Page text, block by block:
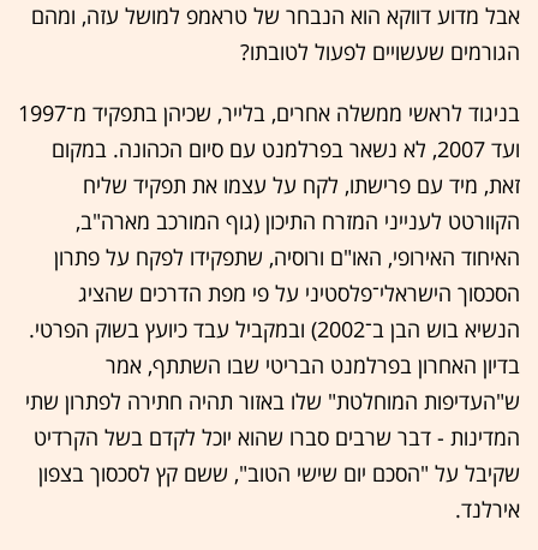
אבל מדוע דווקא הוא הנבחר של טראמפ למושל עזה, ומהם
הגורמים שעשויים לפעול לטובתו?
בניגוד לראשי ממשלה אחרים, בלייר, שכיהן בתפקיד מ־1997
ועד 2007, לא נשאר בפרלמנט עם סיום הכהונה. במקום
זאת, מיד עם פרישתו, לקח על עצמו את תפקיד שליח
הקוורטט לענייני המזרח התיכון (גוף המורכב מארה"ב,
האיחוד האירופי, האו"ם ורוסיה, שתפקידו לפקח על פתרון
הסכסוך הישראלי־פלסטיני על פי מפת הדרכים שהציג
הנשיא בוש הבן ב־2002) ובמקביל עבד כיועץ בשוק הפרטי.
בדיון האחרון בפרלמנט הבריטי שבו השתתף, אמר
ש"העדיפות המוחלטת" שלו באזור תהיה חתירה לפתרון שתי
המדינות - דבר שרבים סברו שהוא יוכל לקדם בשל הקרדיט
שקיבל על "הסכם יום שישי הטוב", ששם קץ לסכסוך בצפון
אירלנד.